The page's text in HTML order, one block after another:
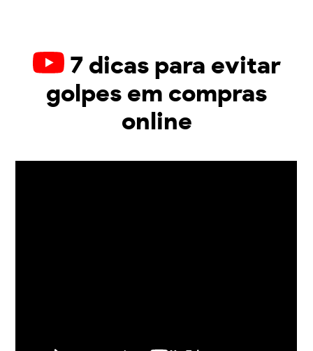
7 dicas para evitar
golpes em compras
online